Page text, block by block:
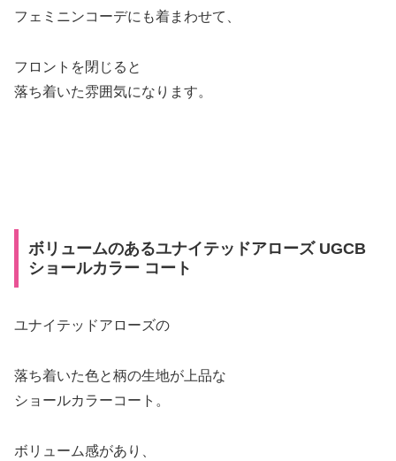
フェミニンコーデにも着まわせて、
フロントを閉じると
落ち着いた雰囲気になります。
ボリュームのあるユナイテッドアローズ UGCB
ショールカラー コート
ユナイテッドアローズの
落ち着いた色と柄の生地が上品な
ショールカラーコート。
ボリューム感があり、